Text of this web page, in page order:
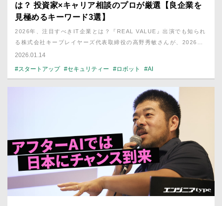
は？ 投資家×キャリア相談のプロが厳選【良企業を
見極めるキーワード3選】
2026年、注目すべきIT企業とは？『REAL VALUE』出演でも知られ
る株式会社キープレイヤーズ代表取締役の高野秀敏さんが、2026年
のIT業界予測とエンジニアが押さえておくべきキーワードについて解
2026.01.14
#スタートアップ #セキュリティー #ロボット #AI